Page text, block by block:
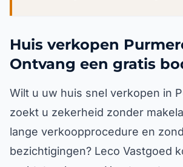
Huis verkopen
Ontvang een gratis
Wilt u uw huis snel verkopen in
zoekt u zekerheid zonder
lange verkoopprocedure en
bezichtigingen? Leco Vastgoed